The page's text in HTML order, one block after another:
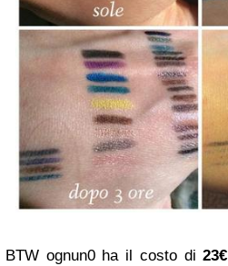
BTW ognun0 ha il costo di23€